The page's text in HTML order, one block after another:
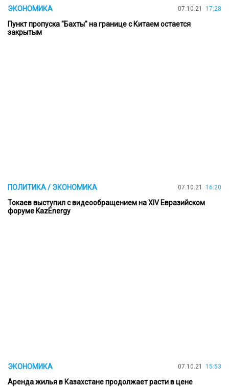
ЭКОНОМИКА 07.10.21 17:28
Пункт пропуска "Бахты" на границе с Китаем остается
закрытым
ПОЛИТИКА / ЭКОНОМИКА 07.10.21 16:20
Токаев выступил с видеообращением на ХIV Евразийском
форуме KazEnergy
ЭКОНОМИКА 07.10.21 15:53
Аренда жилья в Казахстане продолжает расти в цене